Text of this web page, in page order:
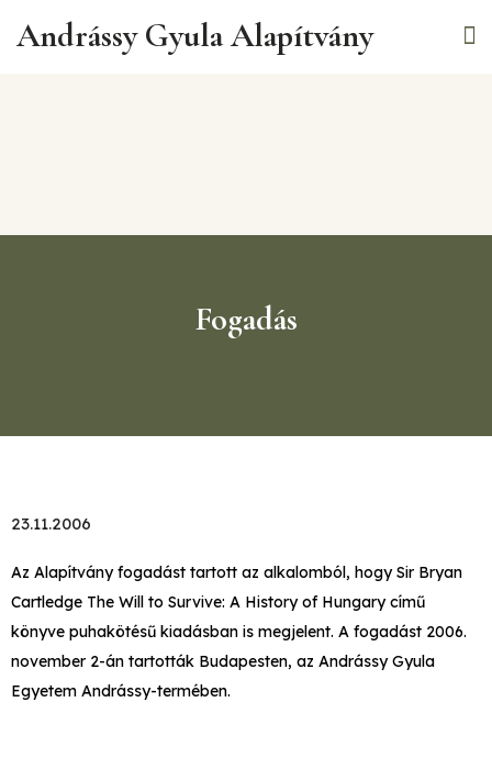
Andrássy Gyula Alapítvány
Fogadás
23.11.2006
Az Alapítvány fogadást tartott az alkalomból, hogy Sir Bryan
Cartledge The Will to Survive: A History of Hungary című
könyve puhakötésű kiadásban is megjelent. A fogadást 2006.
november 2-án tartották Budapesten, az Andrássy Gyula
Egyetem Andrássy-termében.